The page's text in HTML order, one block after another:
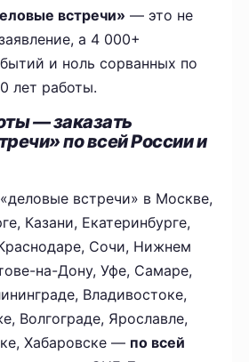
встречи» — это не
а 4 000+
и ноль сорванных по
лет работы.
— заказать
по всей России и
встречи» в Москве,
Казани, Екатеринбурге,
Сочи, Нижнем
на-Дону, Уфе, Самаре,
Владивостоке,
Волгограде, Ярославле,
Хабаровске — по всей